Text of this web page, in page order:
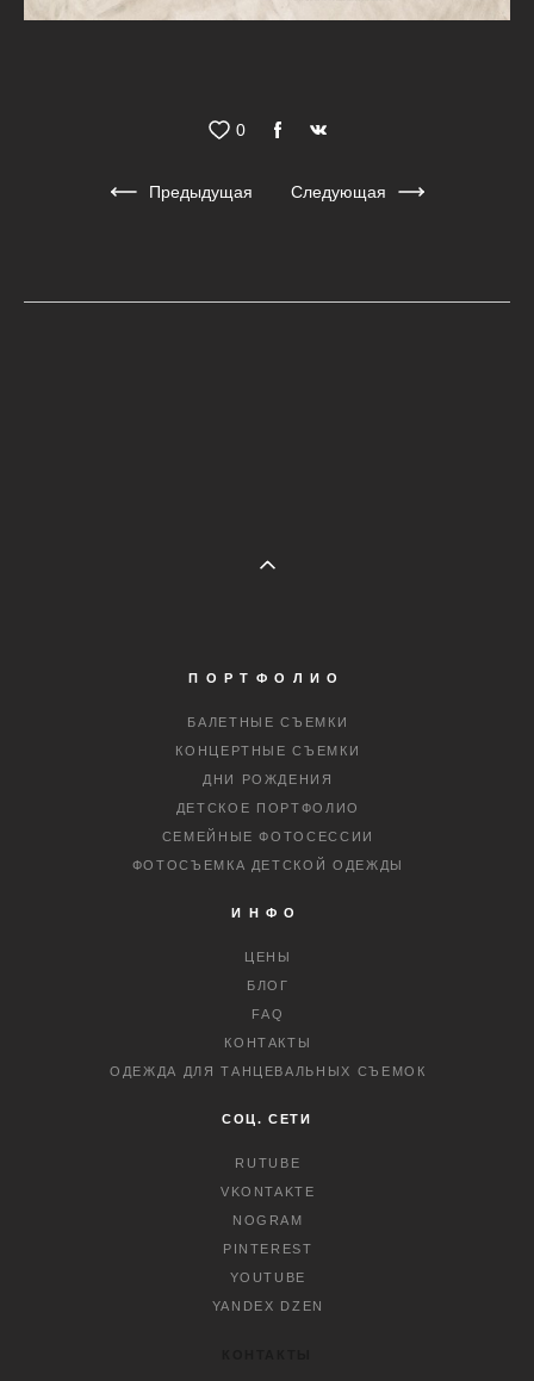
0
Предыдущая Следующая
ПОРТФОЛИО
БАЛЕТНЫЕ СЪЕМКИ
КОНЦЕРТНЫЕ СЪЕМКИ
ДНИ РОЖДЕНИЯ
ДЕТСКОЕ ПОРТФОЛИО
СЕМЕЙНЫЕ ФОТОСЕССИИ
ФОТОСЪЕМКА ДЕТСКОЙ ОДЕЖДЫ
ИНФО
ЦЕНЫ
БЛОГ
FAQ
КОНТАКТЫ
ОДЕЖДА ДЛЯ ТАНЦЕВАЛЬНЫХ СЪЕМОК
СОЦ. СЕТИ
RUTUBE
VKONTAKTE
NOGRAM
PINTEREST
YOUTUBE
YANDEX DZEN